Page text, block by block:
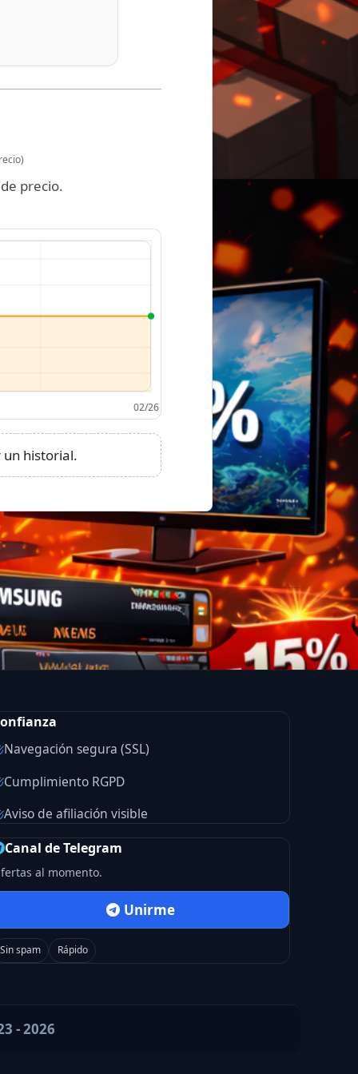
precio.
historial.
Navegación segura (SSL)
Cumplimiento RGPD
Aviso de afiliación visible
Canal de Telegram
al momento.
Unirme
Sin spam Rápido
- 2026